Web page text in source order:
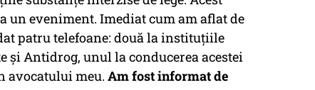
un eveniment. Imediat cum am aflat de
patru telefoane: două la instituțiile
și Antidrog, unul la conducerea acestei
avocatului meu. Am fost informat de